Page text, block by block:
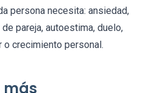
persona necesita: ansiedad,
pareja, autoestima, duelo,
crecimiento personal.
más